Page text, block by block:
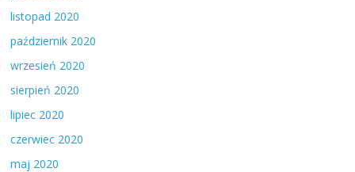
listopad 2020
październik 2020
wrzesień 2020
sierpień 2020
lipiec 2020
czerwiec 2020
maj 2020